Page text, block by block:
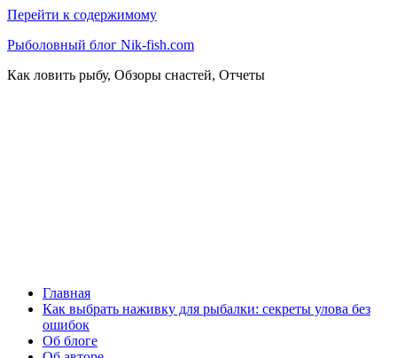
Перейти к содержимому
Рыболовный блог Nik-fish.com
Как ловить рыбу, Обзоры снастей, Отчеты
Главная
Как выбрать наживку для рыбалки: секреты улова без
ошибок
Об блоге